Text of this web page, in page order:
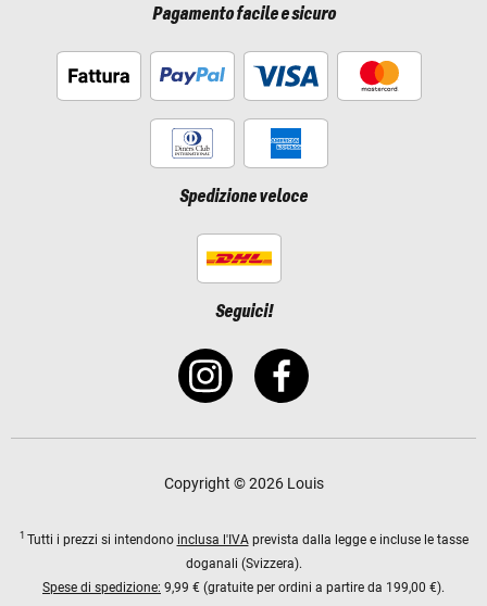
Pagamento facile e sicuro
Spedizione veloce
Seguici!
Copyright © 2026 Louis
1 Tutti i prezzi si intendono inclusa l'IVAprevista dalla legge e incluse le tasse
doganali (Svizzera).
Spese di spedizione: 9,99 € (gratuite per ordini a partire da 199,00 €).